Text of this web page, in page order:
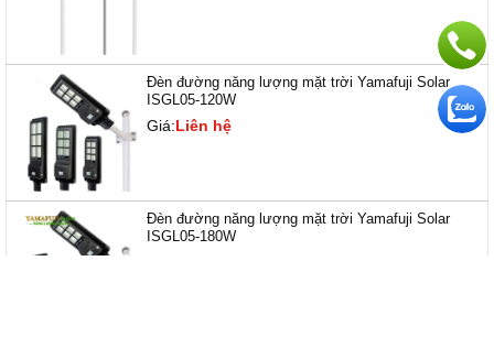
Đèn đường năng lượng mặt trời Yamafuji Solar
ISGL05-120W
Giá:Liên hệ
Đèn đường năng lượng mặt trời Yamafuji Solar
ISGL05-180W